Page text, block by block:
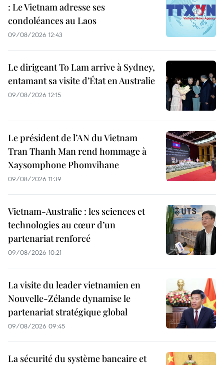
: Le Vietnam adresse ses
condoléances au Laos
09/08/2026 12:43
Le dirigeant To Lam arrive à Sydney,
entamant sa visite d’État en Australie
09/08/2026 12:15
Le président de l’AN du Vietnam
Tran Thanh Man rend hommage à
Xaysomphone Phomvihane
09/08/2026 11:39
Vietnam-Australie : les sciences et
technologies au cœur d’un
partenariat renforcé
09/08/2026 10:21
La visite du leader vietnamien en
Nouvelle-Zélande dynamise le
partenariat stratégique global
09/08/2026 09:45
La sécurité du système bancaire et